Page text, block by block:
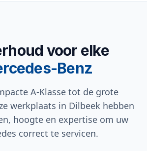
voor elke
Benz
A-Klasse tot de grote
werkplaats in Dilbeek hebben
hoogte en expertise om uw
correct te servicen.